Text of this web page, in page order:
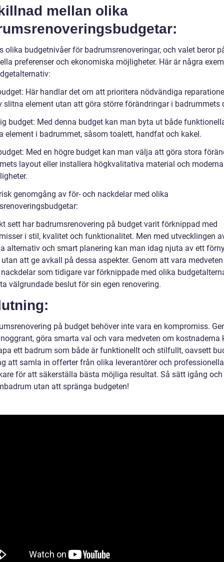
mellan olika
olika budgetnivåer för badrumsrenoveringar, och valet beror
preferenser och ekonomiska möjligheter. Här är några
Här handlar det om att prioritera nödvändiga
slitna element utan att göra större förändringar i badrummets
budget: Med denna budget kan man byta ut både
element i badrummet, såsom toalett, handfat och kakel.
Med en högre budget kan man välja att göra stora
layout eller installera högkvalitativa material och moderna
genomgång av för- och nackdelar med olika
sett har badrumsrenovering på budget varit förknippad med
i stil, kvalitet och funktionalitet. Men med utvecklingen
alternativ och smart planering kan man idag njuta av ett
att ge avkall på dessa aspekter. Genom att vara
som tidigare var förknippade med olika
välgrundade beslut för sin egen renovering.
på budget behöver inte vara en kompromiss.
göra smarta val och vara medveten om kostnaderna
ett badrum som både är funktionellt och stilfullt, oavsett
att samla in offerter från olika leverantörer och professionella
för att säkerställa bästa möjliga resultat. Så sätt igång
utan att spränga budgeten!